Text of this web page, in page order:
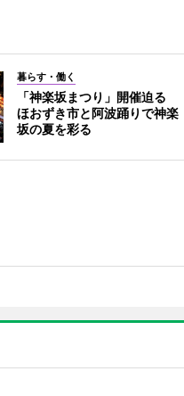
暮らす・働く
「神楽坂まつり」開催迫る
ほおずき市と阿波踊りで神楽
坂の夏を彩る